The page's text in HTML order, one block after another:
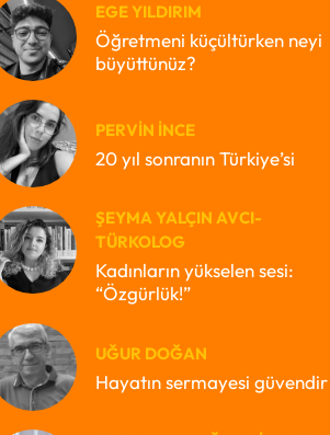
EGE YILDIRIM
Öğretmeni küçültürken neyi
büyüttünüz?
PERVIN İNCE
20 yıl sonranın Türkiye’si
ŞEYMA YALÇIN AVCI-
TÜRKOLOG
Kadınların yükselen sesi:
“Özgürlük!”
UĞUR DOĞAN
Hayatın sermayesi güvendir